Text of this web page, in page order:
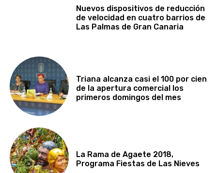
Nuevos dispositivos de reducción
de velocidad en cuatro barrios de
Las Palmas de Gran Canaria
Triana alcanza casi el 100 por cien
de la apertura comercial los
primeros domingos del mes
La Rama de Agaete 2018,
Programa Fiestas de Las Nieves